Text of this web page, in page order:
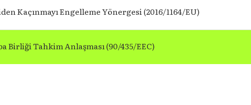
Kaçınmayı Engelleme Yönergesi (2016/1164/EU)
Birliği Tahkim Anlaşması (90/435/EEC)